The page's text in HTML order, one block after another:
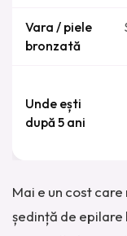
Vara / piele
bronzată
Unde ești
după 5 ani
Mai e un cost
ședință de epilare